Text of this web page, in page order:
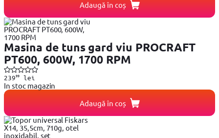
Adaugă în coș
Masina de tuns gard viu PROCRAFT
PT600, 600W, 1700 RPM
23999lei
In stoc magazin
Adaugă în coș